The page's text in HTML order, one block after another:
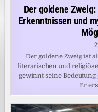
in
Der goldene
Erkenntnissen und
Der goldene Zweig ist
literarischen und
gewinnt seine Bedeutung
Er